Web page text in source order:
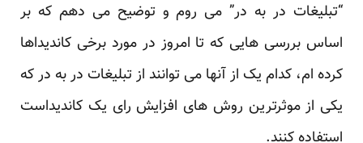
“تبلیغات در به در” می روم و توضیح می دهم که بر
اساس بررسی هایی که تا امروز در مورد برخی کاندیداها
کرده ام، کدام یک از آنها می توانند از تبلیغات در به در که
یکی از موثرترین روش های افزایش رای یک کاندیداست
استفاده کنند.